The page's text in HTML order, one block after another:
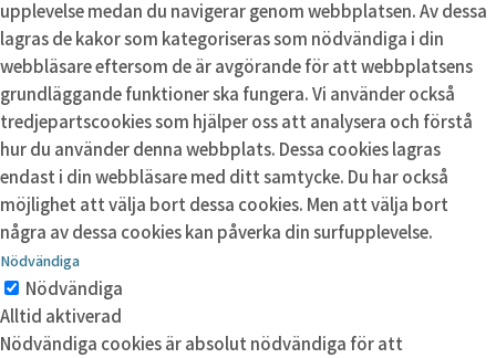
upplevelse medan du navigerar genom webbplatsen. Av dessa
lagras de kakor som kategoriseras som nödvändiga i din
webbläsare eftersom de är avgörande för att webbplatsens
grundläggande funktioner ska fungera. Vi använder också
tredjepartscookies som hjälper oss att analysera och förstå
hur du använder denna webbplats. Dessa cookies lagras
endast i din webbläsare med ditt samtycke. Du har också
möjlighet att välja bort dessa cookies. Men att välja bort
några av dessa cookies kan påverka din surfupplevelse.
Nödvändiga
Nödvändiga
Alltid aktiverad
Nödvändiga cookies är absolut nödvändiga för att